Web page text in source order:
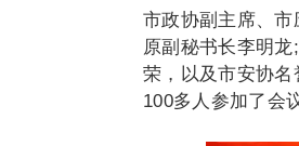
市政协副主席、
原副秘书长李明
荣，以及市安协
100多人参加了会